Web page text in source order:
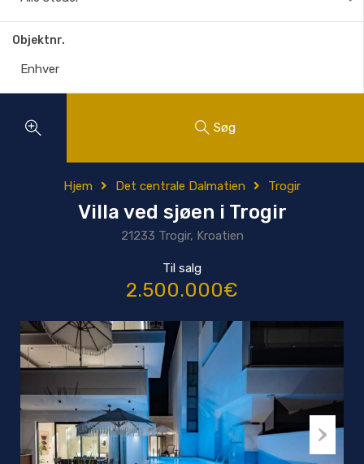
Objektnr.
Søg
Hjem Det centrale Dalmatien Trogir
Villa ved sjøen i Trogir
21233 Trogir, Kroatien
Til salg
2.500.000€